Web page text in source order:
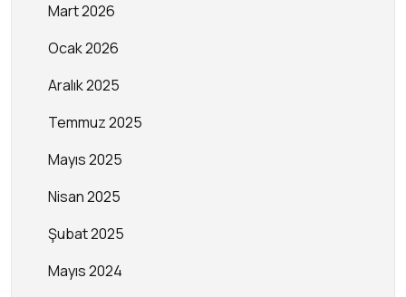
Mart 2026
Ocak 2026
Aralık 2025
Temmuz 2025
Mayıs 2025
Nisan 2025
Şubat 2025
Mayıs 2024